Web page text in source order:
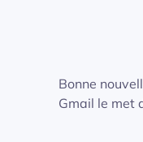
Bonne
Gmail le met